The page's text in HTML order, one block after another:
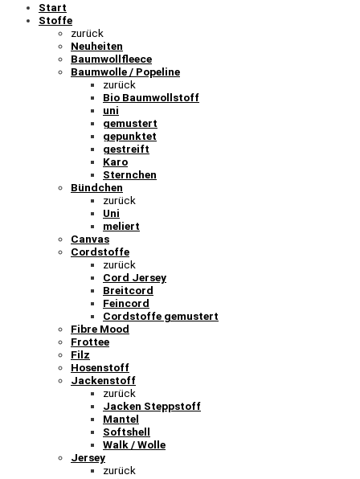
Start
Stoffe
zurück
Neuheiten
Baumwollfleece
Baumwolle / Popeline
zurück
Bio Baumwollstoff
uni
gemustert
gepunktet
gestreift
Karo
Sternchen
Bündchen
zurück
Uni
meliert
Canvas
Cordstoffe
zurück
Cord Jersey
Breitcord
Feincord
Cordstoffe gemustert
Fibre Mood
Frottee
Filz
Hosenstoff
Jackenstoff
zurück
Jacken Steppstoff
Mantel
Softshell
Walk / Wolle
Jersey
zurück